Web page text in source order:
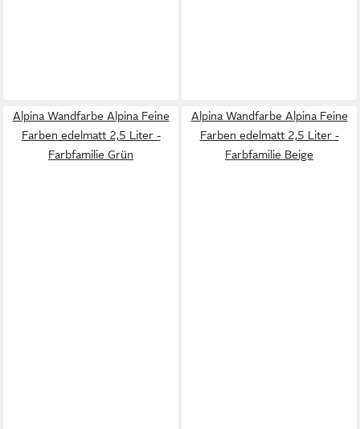
Alpina Wandfarbe Alpina Feine
Farben edelmatt 2,5 Liter -
Farbfamilie Grün
Alpina Wandfarbe Alpina Feine
Farben edelmatt 2,5 Liter -
Farbfamilie Beige